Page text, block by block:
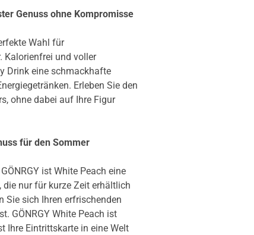
Genuss ohne Kompromisse
Wahl für
Kalorienfrei und voller
Drink eine schmackhafte
Erleben Sie den
ohne dabei auf Ihre Figur
für den Sommer
ist White Peach eine
nur für kurze Zeit erhältlich
Sie sich Ihren erfrischenden
GÖNRGY White Peach ist
Ihre Eintrittskarte in eine Welt